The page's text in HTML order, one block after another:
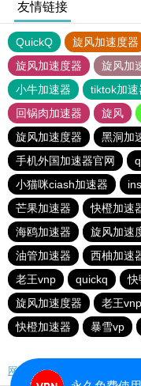
友情链接
QuickQ 旋风加速度器
旋风加速度器
旋风加
小牛加速器
tiktok加速
回锅肉加速器
旋风
旋风加速度器
黑洞加
手机外国加速器官网
小猫咪ciash加速器
芒果加速器
快橙加速
海鸥加速器
旋风加速
油管加速器
西柚加速
老王vnp
quickq 快
旋风加速度器
老王vnp
快橙加速器
暴雪vp
网站地图